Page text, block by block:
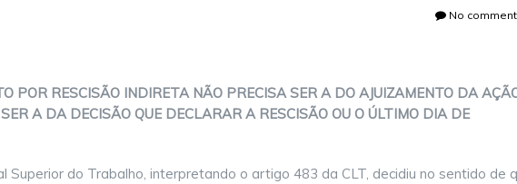
No
POR RESCISÃO INDIRETA NÃO PRECISA SER A DO AJUIZAMENTO DA
A DA DECISÃO QUE DECLARAR A RESCISÃO OU O ÚLTIMO DIA DE
Superior do Trabalho, interpretando o artigo 483 da CLT, decidiu no sentido de